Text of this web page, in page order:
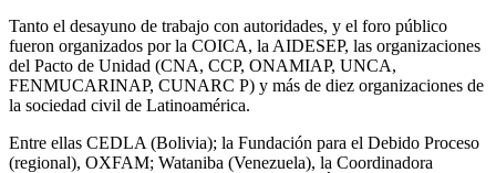
Tanto el desayuno de trabajo con autoridades, y el foro público
fueron organizados por la COICA, la AIDESEP, las organizaciones
del Pacto de Unidad (CNA, CCP, ONAMIAP, UNCA,
FENMUCARINAP, CUNARC P) y más de diez organizaciones de
la sociedad civil de Latinoamérica.
Entre ellas CEDLA (Bolivia); la Fundación para el Debido Proceso
(regional), OXFAM; Wataniba (Venezuela), la Coordinadora